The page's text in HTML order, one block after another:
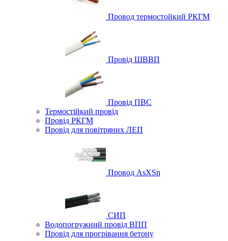
Провод термостойкий РКГМ
Провід ШВВП
Провід ПВС
Термостійкий провід
Провід РКГМ
Провід для повітряних ЛЕП
Провод AsXSn
СИП
Водопогружний провід ВПП
Провід для прогрівання бетону